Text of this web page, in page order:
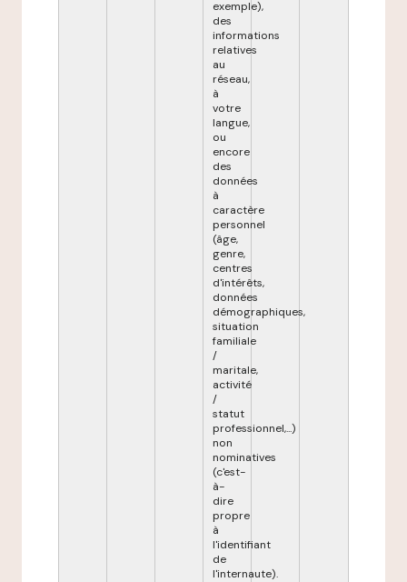
exemple),
des
informations
relatives
au
réseau,
à
votre
langue,
ou
encore
des
données
à
caractère
personnel
(âge,
genre,
centres
d'intérêts,
données
démographiques,
situation
familiale
/
maritale,
activité
/
statut
professionnel,...)
non
nominatives
(c'est-
à-
dire
propre
à
l'identifiant
de
l'internaute).